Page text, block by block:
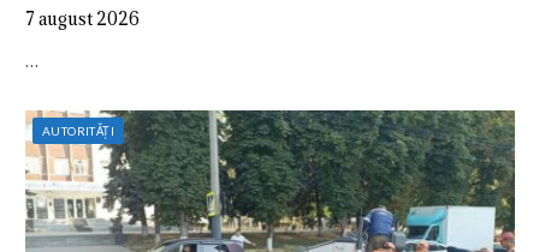
7 august 2026
…
AUTORITĂȚI